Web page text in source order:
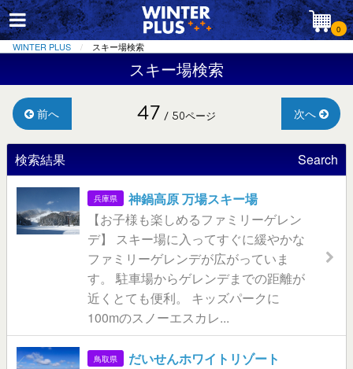
0
WINTER PLUS スキー場検索
スキー場検索
前へ 47 / 50ページ 次へ
検索結果 Search
兵庫県
神鍋高原 万場スキー場
【お子様も楽しめるファミリーゲレン
デ】 スキー場に入ってすぐに緩やかな
ファミリーゲレンデが広がっていま
す。 駐車場からゲレンデまでの距離が
近くとても便利。 キッズパークに
100mのスノーエスカレ...
鳥取県
だいせんホワイトリゾート